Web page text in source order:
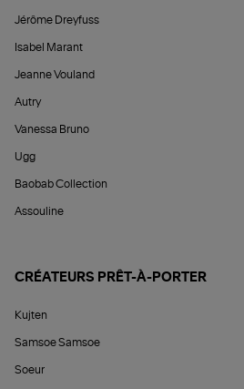
Jérôme Dreyfuss
Isabel Marant
Jeanne Vouland
Autry
Vanessa Bruno
Ugg
Baobab Collection
Assouline
CRÉATEURS PRÊT-À-PORTER
Kujten
Samsoe Samsoe
Soeur